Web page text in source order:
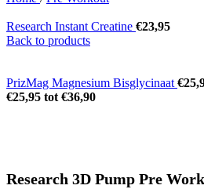
Research Instant Creatine €23,95
Back to products
PrizMag Magnesium Bisglycinaat €
€25,95 tot €36,90
Research 3D Pump Pre